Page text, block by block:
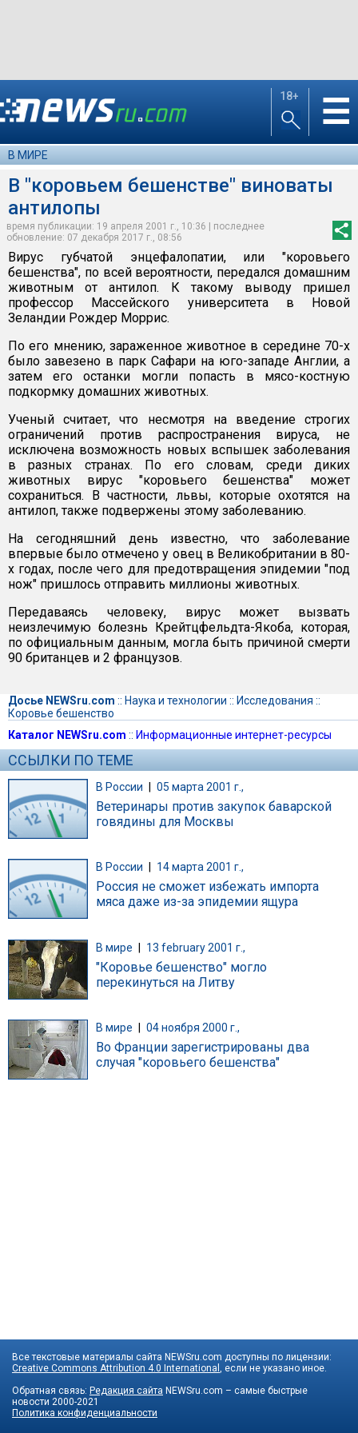
18+ ☰
В МИРЕ
В "коровьем бешенстве" виноваты
антилопы
время публикации: 19 апреля 2001 г., 10:36 | последнее
обновление: 07 декабря 2017 г., 08:56
Вирус губчатой энцефалопатии, или "коровьего
бешенства", по всей вероятности, передался домашним
животным от антилоп. К такому выводу пришел
профессор Массейского университета в Новой
Зеландии Рождер Моррис.
По его мнению, зараженное животное в середине 70-х
было завезено в парк Сафари на юго-западе Англии, а
затем его останки могли попасть в мясо-костную
подкормку домашних животных.
Ученый считает, что несмотря на введение строгих
ограничений против распространения вируса, не
исключена возможность новых вспышек заболевания
в разных странах. По его словам, среди диких
животных вирус "коровьего бешенства" может
сохраниться. В частности, львы, которые охотятся на
антилоп, также подвержены этому заболеванию.
На сегодняшний день известно, что заболевание
впервые было отмечено у овец в Великобритании в 80-
х годах, после чего для предотвращения эпидемии "под
нож" пришлось отправить миллионы животных.
Передаваясь человеку, вирус может вызвать
неизлечимую болезнь Крейтцфельдта-Якоба, которая,
по официальным данным, могла быть причиной смерти
90 британцев и 2 французов.
Досье NEWSru.com :: Наука и технологии :: Исследования ::
Коровье бешенство
Каталог NEWSru.com :: Информационные интернет-ресурсы
ССЫЛКИ ПО ТЕМЕ
В России 05 марта 2001 г.,
Ветеринары против закупок баварской
говядины для Москвы
В России 14 марта 2001 г.,
Россия не сможет избежать импорта
мяса даже из-за эпидемии ящура
В мире | 13 february 2001 г.,
"Коровье бешенство" могло
перекинуться на Литву
В мире 04 ноября 2000 г.,
Во Франции зарегистрированы два
случая "коровьего бешенства"
Все текстовые материалы сайта NEWSru.com доступны по лицензии:
Creative Commons Attribution 4.0 International , если не указано иное.
Обратная связь: Редакция сайта NEWSru.com – самые быстрые
новости 2000-2021
Политика конфиденциальности